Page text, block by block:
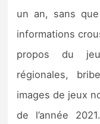
Tests
Autres tests
Previews
un an, sans
informations
propos du
régionales,
images de jeux
de l’année